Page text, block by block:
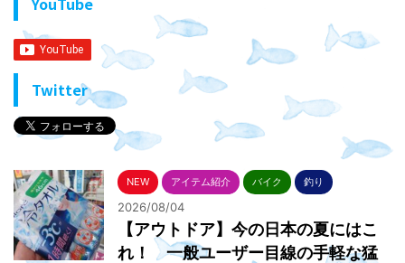
Twitter
NEW アイテム紹介 バイク 釣り
2026/08/04
【アウトドア】今の日本の夏にはこ
れ！ 一般ユーザー目線の手軽な猛